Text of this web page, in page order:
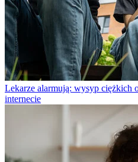
Lekarze alarmują: wysyp ciężkich
internecie